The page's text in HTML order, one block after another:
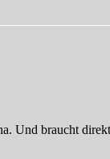
Und braucht